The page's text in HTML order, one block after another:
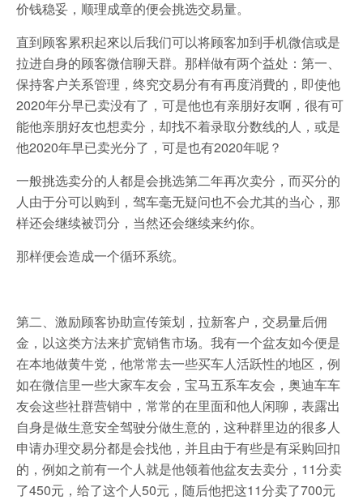
价钱稳妥，顺理成章的便会挑选交易量。
直到顾客累积起來以后我们可以将顾客加到手机微信或是
拉进自身的顾客微信聊天群。那样做有两个益处：第一、
保持客户关系管理，终究交易分有有再度消費的，即使他
2020年分早已卖没有了，可是他也有亲朋好友啊，很有可
能他亲朋好友也想卖分，却找不着录取分数线的人，或是
他2020年早已卖光分了，可是也有2020年呢？
一般挑选卖分的人都是会挑选第二年再次卖分，而买分的
人由于分可以购到，驾车毫无疑问也不会尤其的当心，那
样还会继续被罚分，当然还会继续来约你。
那样便会造成一个循环系统。
第二、激励顾客协助宣传策划，拉新客户，交易量后佣
金，以这类方法来扩宽销售市场。我有一个盆友如今便是
在本地做黄牛党，他常常去一些买车人活跃性的地区，例
如在微信里一些大家车友会，宝马五系车友会，奥迪车车
友会这些社群营销中，常常的在里面和他人闲聊，表露出
自身是做生意安全驾驶分做生意的，这种群里边的很多人
申请办理交易分都是会找他，并且由于有些是有采购回扣
的，例如之前有一个人就是他领着他盆友去卖分，11分卖
了450元，给了这个人50元，随后他把这11分卖了700元